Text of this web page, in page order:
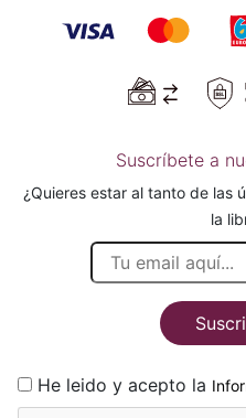
Suscríbete a
¿Quieres estar al tanto de las
la
He leido y acepto la